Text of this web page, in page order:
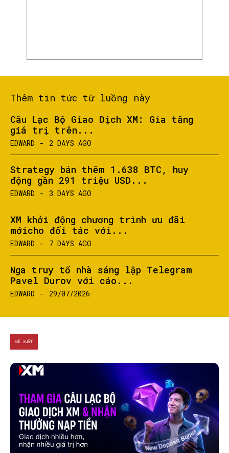
Thêm tin tức từ luồng này
Câu Lạc Bộ Giao Dịch XM: Gia tăng
giá trị trên...
EDWARD - 2 DAYS AGO
Strategy bán thêm 1.638 BTC, huy
động gần 291 triệu USD...
EDWARD - 3 DAYS AGO
XM khởi động chương trình ưu đãi
mớicho đối tác với...
EDWARD - 7 DAYS AGO
Nga truy tố nhà sáng lập Telegram
Pavel Durov với cáo...
EDWARD - 29/07/2026
ĐỀ XUẤT